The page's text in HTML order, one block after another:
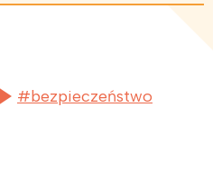
bezpieczeństwo